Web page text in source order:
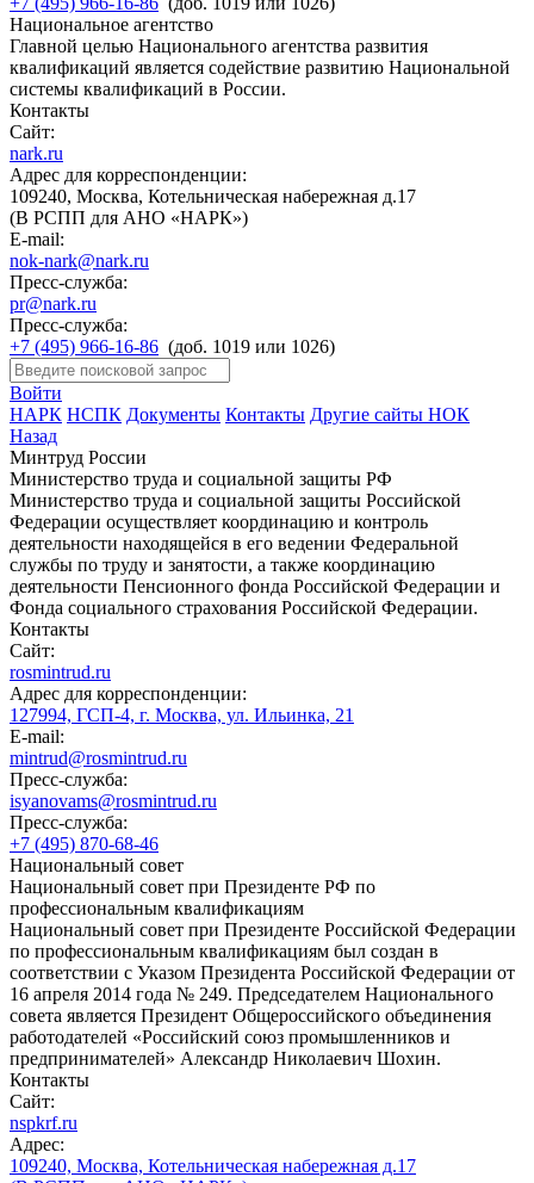
Национальное агентство
Главной целью Национального агентства развития
квалификаций является содействие развитию Национальной
системы квалификаций в России.
Контакты
Сайт:
nark.ru
Адрес для корреспонденции:
109240, Москва, Котельническая набережная д.17
(В РСПП для АНО «НАРК»)
E-mail:
nok-nark@nark.ru
Пресс-служба:
pr@nark.ru
Пресс-служба:
+7 (495) 966-16-86 (доб. 1019 или 1026)
Войти
НАРК НСПК Документы Контакты Другие сайты НОК
Назад
Минтруд России
Министерство труда и социальной защиты РФ
Министерство труда и социальной защиты Российской
Федерации осуществляет координацию и контроль
деятельности находящейся в его ведении Федеральной
службы по труду и занятости, а также координацию
деятельности Пенсионного фонда Российской Федерации и
Фонда социального страхования Российской Федерации.
Контакты
Сайт:
rosmintrud.ru
Адрес для корреспонденции:
127994, ГСП-4, г. Москва, ул. Ильинка, 21
E-mail:
mintrud@rosmintrud.ru
Пресс-служба:
isyanovams@rosmintrud.ru
Пресс-служба:
+7 (495) 870-68-46
Национальный совет
Национальный совет при Президенте РФ по
профессиональным квалификациям
Национальный совет при Президенте Российской Федерации
по профессиональным квалификациям был создан в
соответствии с Указом Президента Российской Федерации от
16 апреля 2014 года № 249. Председателем Национального
совета является Президент Общероссийского объединения
работодателей «Российский союз промышленников и
предпринимателей» Александр Николаевич Шохин.
Контакты
Сайт:
nspkrf.ru
Адрес:
109240, Москва, Котельническая набережная д.17